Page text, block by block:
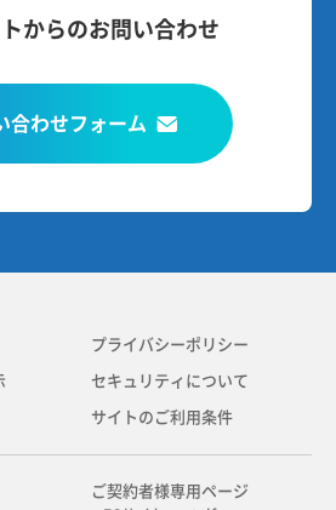
からのお問い合わせ
合わせフォーム
プライバシーポリシー
セキュリティについて
サイトのご利用条件
ご契約者様専用ページ